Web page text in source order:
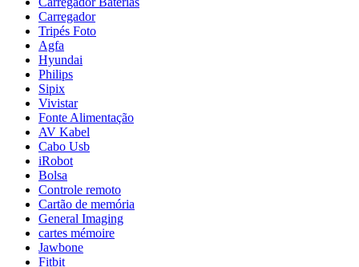
Carregador
Tripés Foto
Agfa
Hyundai
Philips
Sipix
Vivistar
Fonte Alimentação
AV Kabel
Cabo Usb
iRobot
Bolsa
Controle remoto
Cartão de memória
General Imaging
cartes mémoire
Jawbone
Fitbit